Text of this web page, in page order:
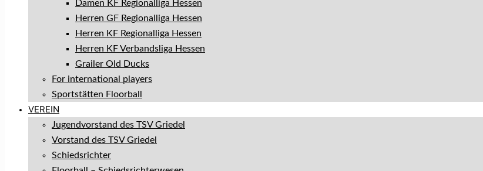
Damen KF Regionalliga Hessen
Herren GF Regionalliga Hessen
Herren KF Regionalliga Hessen
Herren KF Verbandsliga Hessen
Grailer Old Ducks
For international players
Sportstätten Floorball
VEREIN
Jugendvorstand des TSV Griedel
Vorstand des TSV Griedel
Schiedsrichter